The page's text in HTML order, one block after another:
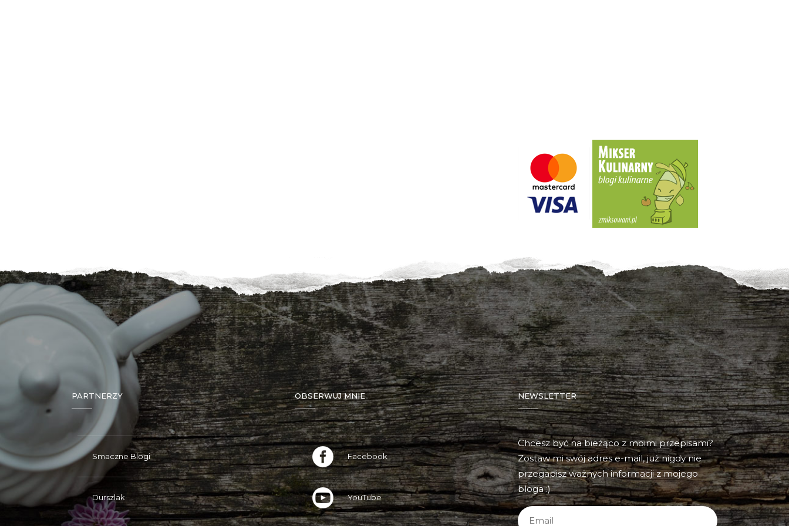
PARTNERZY
Smaczne Blogi
Durszlak
OBSERWUJ MNIE
Facebook
YouTube
NEWSLETTER
Chcesz być na bieżąco z moimi przepisami?
Zostaw mi swój adres e-mail, już nigdy nie
przegapisz ważnych informacji z mojego
bloga :)